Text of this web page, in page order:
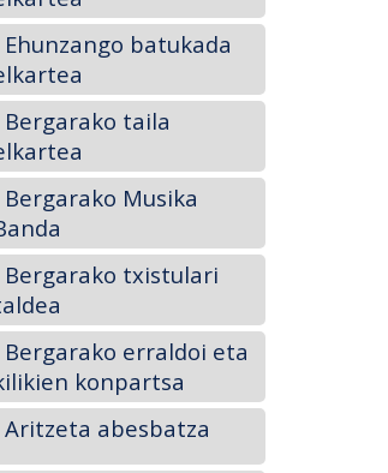
Ehunzango batukada
Bergarako taila
Bergarako Musika
Bergarako txistulari
Bergarako erraldoi eta
konpartsa
Aritzeta abesbatza